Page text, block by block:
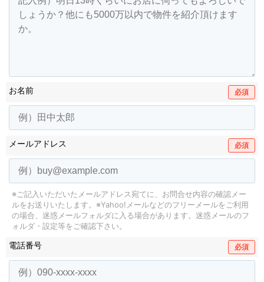
お名前 必須
メールアドレス 必須
※ご記入いただいたメールアドレス宛てに、お問合せ内容の確認メー
ルをお送りいたします。 ※Yahoo!メールなどのフリーメールをご利用
の場合、迷惑メールフォルダに入る場合があります。 迷惑メールのフ
ォルダ・設定等をご確認下さい。
電話番号 必須